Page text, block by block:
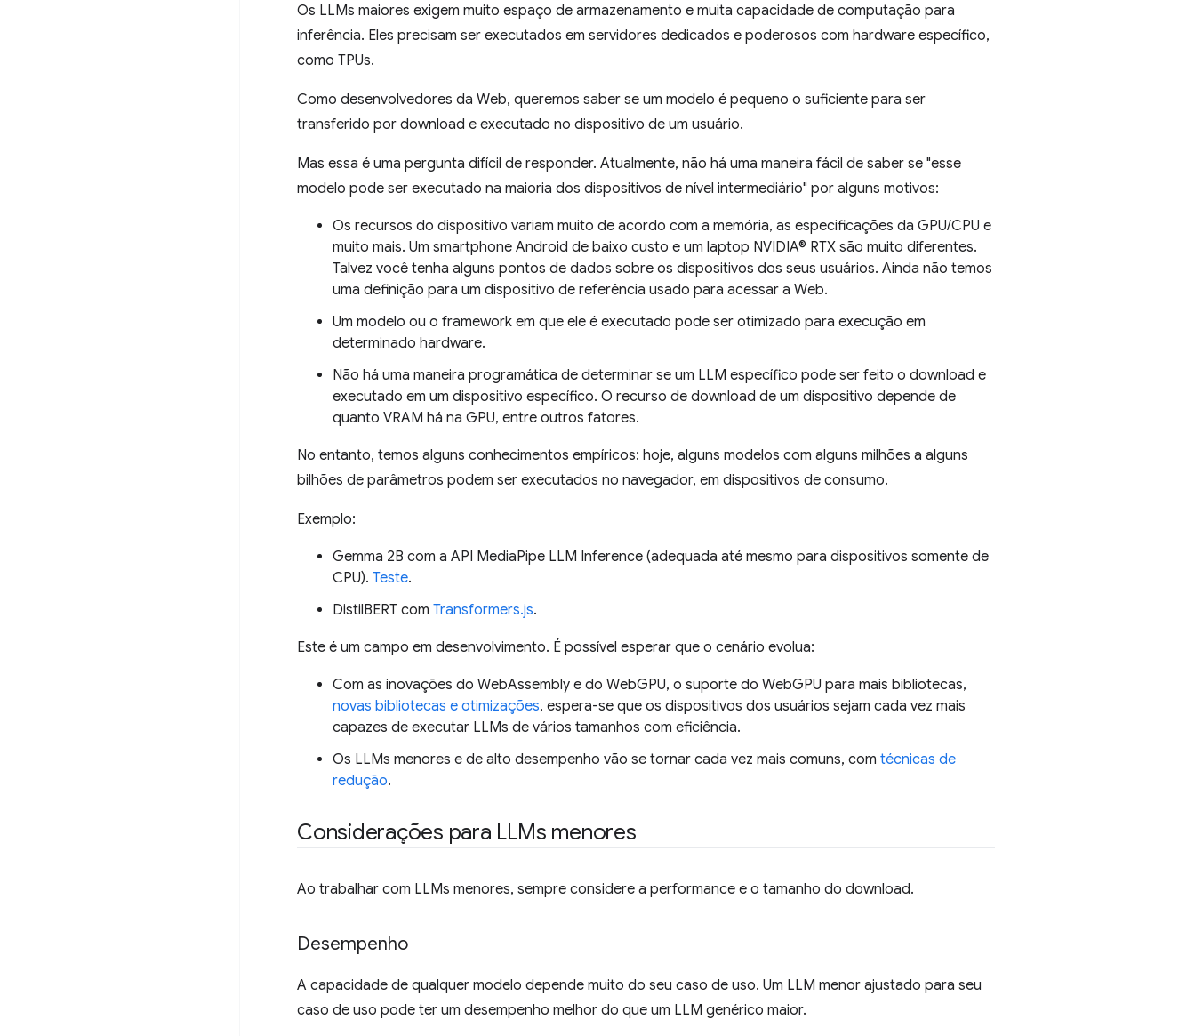
Os LLMs maiores exigem muito espaço de armazenamento e muita capacidade de computação para
inferência. Eles precisam ser executados em servidores dedicados e poderosos com hardware específico,
como TPUs.
Como desenvolvedores da Web, queremos saber se um modelo é pequeno o suficiente para ser
transferido por download e executado no dispositivo de um usuário.
Mas essa é uma pergunta difícil de responder. Atualmente, não há uma maneira fácil de saber se "esse
modelo pode ser executado na maioria dos dispositivos de nível intermediário" por alguns motivos:
Os recursos do dispositivo variam muito de acordo com a memória, as especificações da GPU/CPU e
muito mais. Um smartphone Android de baixo custo e um laptop NVIDIA® RTX são muito diferentes.
Talvez você tenha alguns pontos de dados sobre os dispositivos dos seus usuários. Ainda não temos
uma definição para um dispositivo de referência usado para acessar a Web.
Um modelo ou o framework em que ele é executado pode ser otimizado para execução em
determinado hardware.
Não há uma maneira programática de determinar se um LLM específico pode ser feito o download e
executado em um dispositivo específico. O recurso de download de um dispositivo depende de
quanto VRAM há na GPU, entre outros fatores.
No entanto, temos alguns conhecimentos empíricos: hoje, alguns modelos com alguns milhões a alguns
bilhões de parâmetros podem ser executados no navegador, em dispositivos de consumo.
Exemplo:
Gemma 2B com a API MediaPipe LLM Inference (adequada até mesmo para dispositivos somente de
CPU). Teste.
DistilBERT com Transformers.js.
Este é um campo em desenvolvimento. É possível esperar que o cenário evolua:
Com as inovações do WebAssembly e do WebGPU, o suporte do WebGPU para mais bibliotecas,
novas bibliotecas e otimizações, espera-se que os dispositivos dos usuários sejam cada vez mais
capazes de executar LLMs de vários tamanhos com eficiência.
Os LLMs menores e de alto desempenho vão se tornar cada vez mais comuns, com técnicas de
redução.
Considerações para LLMs menores
Ao trabalhar com LLMs menores, sempre considere a performance e o tamanho do download.
Desempenho
A capacidade de qualquer modelo depende muito do seu caso de uso. Um LLM menor ajustado para seu
caso de uso pode ter um desempenho melhor do que um LLM genérico maior.